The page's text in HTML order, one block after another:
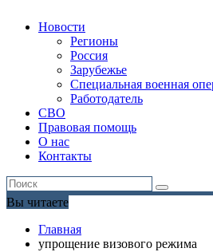
Новости
Регионы
Россия
Зарубежье
Специальная военная
Работодатель
СВО
Правовая помощь
О нас
Контакты
Вы читаете
Главная
упрощение визового режима